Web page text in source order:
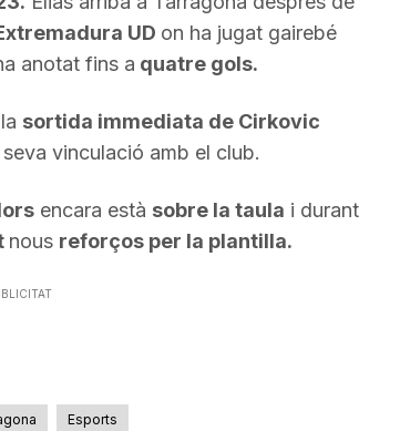
UD on ha jugat gairebé
anotat fins a quatre gols.
sortida immediata de Cirkovic
vinculació amb el club.
encara està sobre la taula i durant
nous reforços per la plantilla.
Esports